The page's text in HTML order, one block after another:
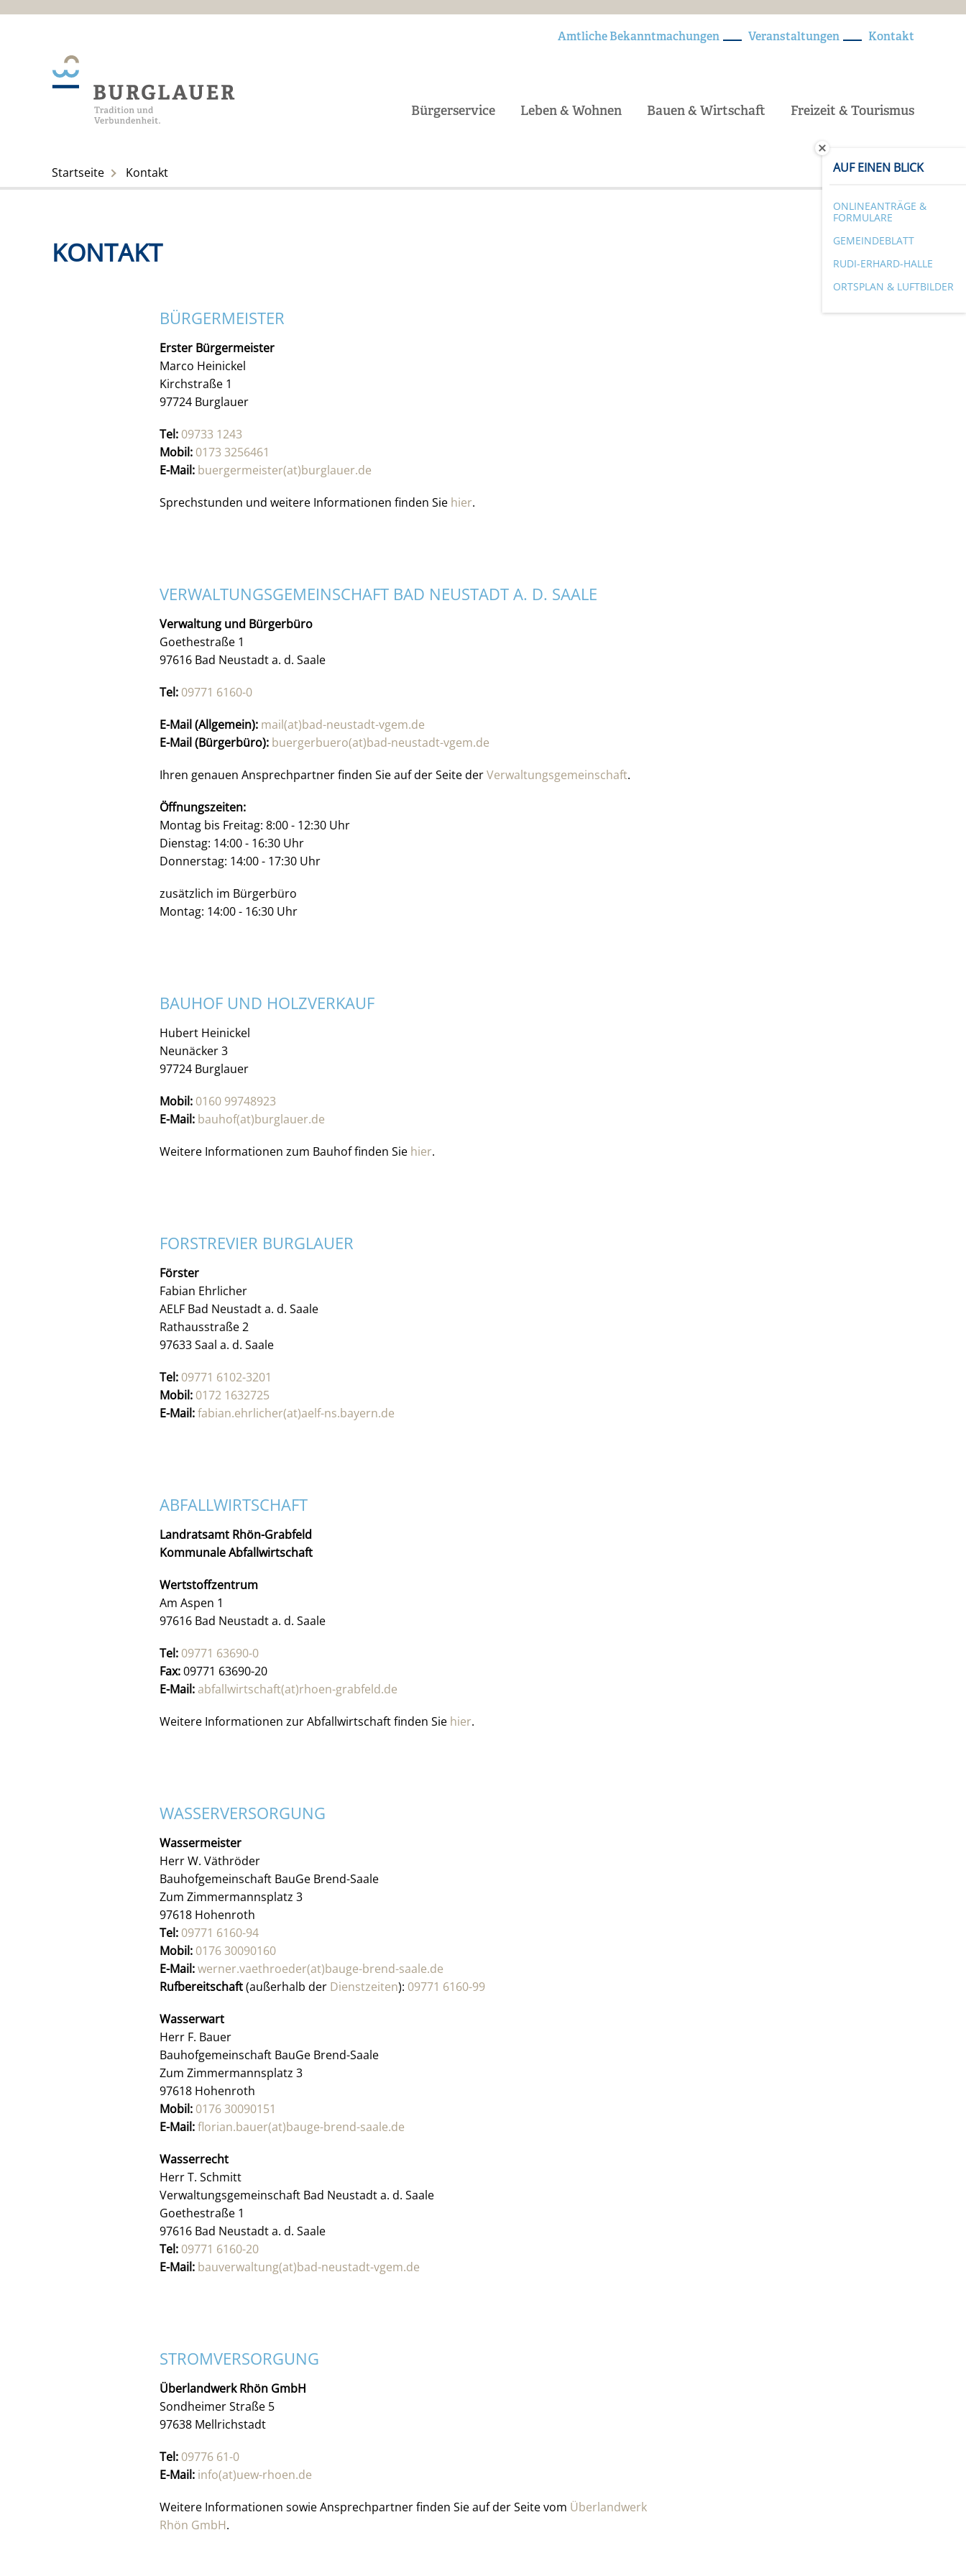
Amtliche Bekanntmachungen Veranstaltungen Kontakt
Bürgerservice Leben & Wohnen Bauen & Wirtschaft Freizeit & Tourismus
AUF EINEN BLICK
ONLINEANTRÄGE &
FORMULARE
GEMEINDEBLATT
RUDI-ERHARD-HALLE
ORTSPLAN & LUFTBILDER
Startseite Kontakt
KONTAKT
BÜRGERMEISTER
Erster Bürgermeister
Marco Heinickel
Kirchstraße 1
97724 Burglauer
Tel: 09733 1243
Mobil: 0173 3256461
E-Mail: buergermeister(at)burglauer.de
Sprechstunden und weitere Informationen finden Sie hier.
VERWALTUNGSGEMEINSCHAFT BAD NEUSTADT A. D. SAALE
Verwaltung und Bürgerbüro
Goethestraße 1
97616 Bad Neustadt a. d. Saale
Tel: 09771 6160-0
E-Mail (Allgemein): mail(at)bad-neustadt-vgem.de
E-Mail (Bürgerbüro): buergerbuero(at)bad-neustadt-vgem.de
Ihren genauen Ansprechpartner finden Sie auf der Seite derVerwaltungsgemeinschaft.
Öffnungszeiten:
Montag bis Freitag: 8:00 - 12:30 Uhr
Dienstag: 14:00 - 16:30 Uhr
Donnerstag: 14:00 - 17:30 Uhr
zusätzlich im Bürgerbüro
Montag: 14:00 - 16:30 Uhr
BAUHOF UND HOLZVERKAUF
Hubert Heinickel
Neunäcker 3
97724 Burglauer
Mobil: 0160 99748923
E-Mail: bauhof(at)burglauer.de
Weitere Informationen zum Bauhof finden Sie hier.
FORSTREVIER BURGLAUER
Förster
Fabian Ehrlicher
AELF Bad Neustadt a. d. Saale
Rathausstraße 2
97633 Saal a. d. Saale
Tel: 09771 6102-3201
Mobil: 0172 1632725
E-Mail:fabian.ehrlicher(at)aelf-ns.bayern.de
ABFALLWIRTSCHAFT
Landratsamt Rhön-Grabfeld
Kommunale Abfallwirtschaft
Wertstoffzentrum
Am Aspen 1
97616 Bad Neustadt a. d. Saale
Tel: 09771 63690-0
Fax:09771 63690-20
E-Mail:abfallwirtschaft(at)rhoen-grabfeld.de
Weitere Informationen zur Abfallwirtschaft finden Sie hier.
WASSERVERSORGUNG
Wassermeister
Herr W. Väthröder
Bauhofgemeinschaft BauGe Brend-Saale
Zum Zimmermannsplatz 3
97618 Hohenroth
Tel: 09771 6160-94
Mobil: 0176 30090160
E-Mail:werner.vaethroeder(at)bauge-brend-saale.de
Rufbereitschaft(außerhalb der Dienstzeiten): 09771 6160-99
Wasserwart
Herr F. Bauer
Bauhofgemeinschaft BauGe Brend-Saale
Zum Zimmermannsplatz 3
97618 Hohenroth
Mobil: 0176 30090151
E-Mail:florian.bauer(at)bauge-brend-saale.de
Wasserrecht
Herr T. Schmitt
Verwaltungsgemeinschaft Bad Neustadt a. d. Saale
Goethestraße 1
97616 Bad Neustadt a. d. Saale
Tel: 09771 6160-20
E-Mail: bauverwaltung(at)bad-neustadt-vgem.de
STROMVERSORGUNG
Überlandwerk Rhön GmbH
Sondheimer Straße 5
97638 Mellrichstadt
Tel: 09776 61-0
E-Mail: info(at)uew-rhoen.de
Weitere Informationen sowie Ansprechpartner finden Sie auf der Seite vom Überlandwerk
Rhön GmbH.